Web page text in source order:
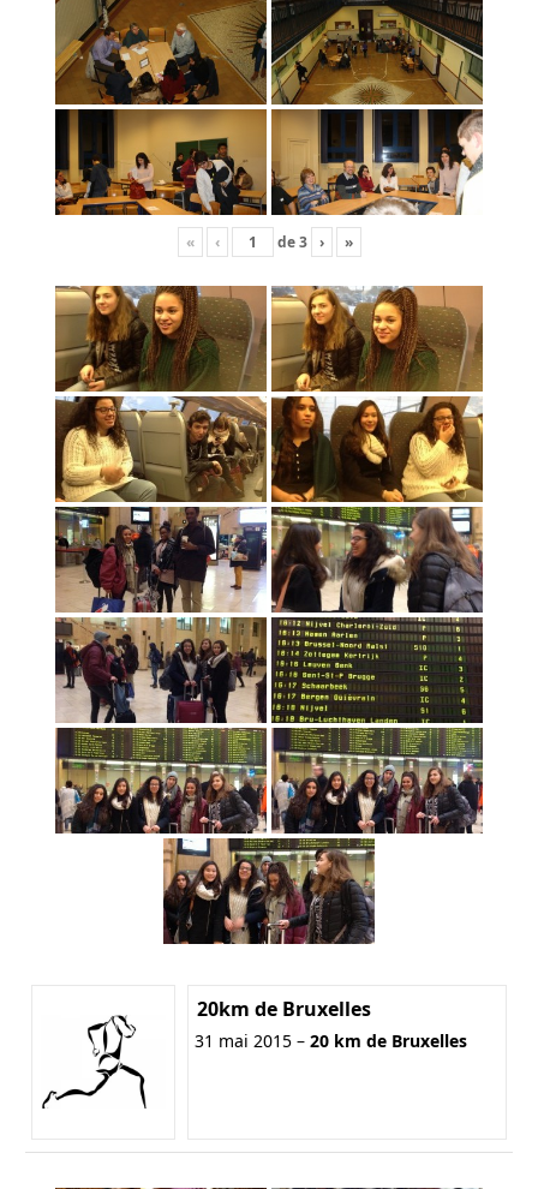
« ‹ de3 › »
20km de Bruxelles
31 mai 2015 – 20 km de Bruxelles